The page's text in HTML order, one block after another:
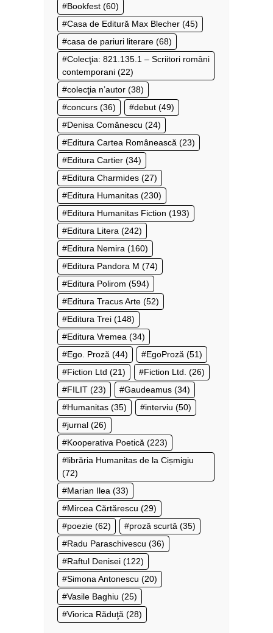
Bookfest (60)
Casa de Editură Max Blecher (45)
casa de pariuri literare (68)
Colecţia: 821.135.1 – Scriitori români
contemporani (22)
colecţia n’autor (38)
concurs (36) debut (49)
Denisa Comănescu (24)
Editura Cartea Românească (23)
Editura Cartier (34)
Editura Charmides (27)
Editura Humanitas (230)
Editura Humanitas Fiction (193)
Editura Litera (242)
Editura Nemira (160)
Editura Pandora M (74)
Editura Polirom (594)
Editura Tracus Arte (52)
Editura Trei (148)
Editura Vremea (34)
Ego. Proză (44) EgoProză (51)
Fiction Ltd (21) Fiction Ltd. (26)
FILIT (23) Gaudeamus (34)
Humanitas (35) interviu (50)
jurnal (26)
Kooperativa Poetică (223)
librăria Humanitas de la Cișmigiu
(72)
Marian Ilea (33)
Mircea Cărtărescu (29)
poezie (62) proză scurtă (35)
Radu Paraschivescu (36)
Raftul Denisei (122)
Simona Antonescu (20)
Vasile Baghiu (25)
Viorica Răduţă (28)